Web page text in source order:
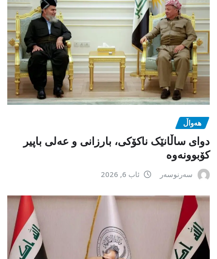
هەواڵ
دوای ساڵانێک ناکۆکی، بارزانی و عەلی باپیر
کۆبوونەوە
سەرنوسەر ئاب 6, 2026